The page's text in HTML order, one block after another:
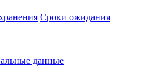
Сроки ожидания
данные